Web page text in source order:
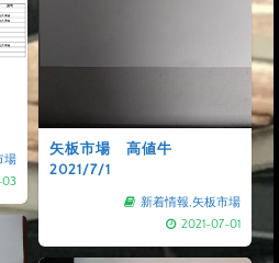
矢板市場 高値牛
2021/7/1
新着情報,矢板市場
2021-07-01
場
03